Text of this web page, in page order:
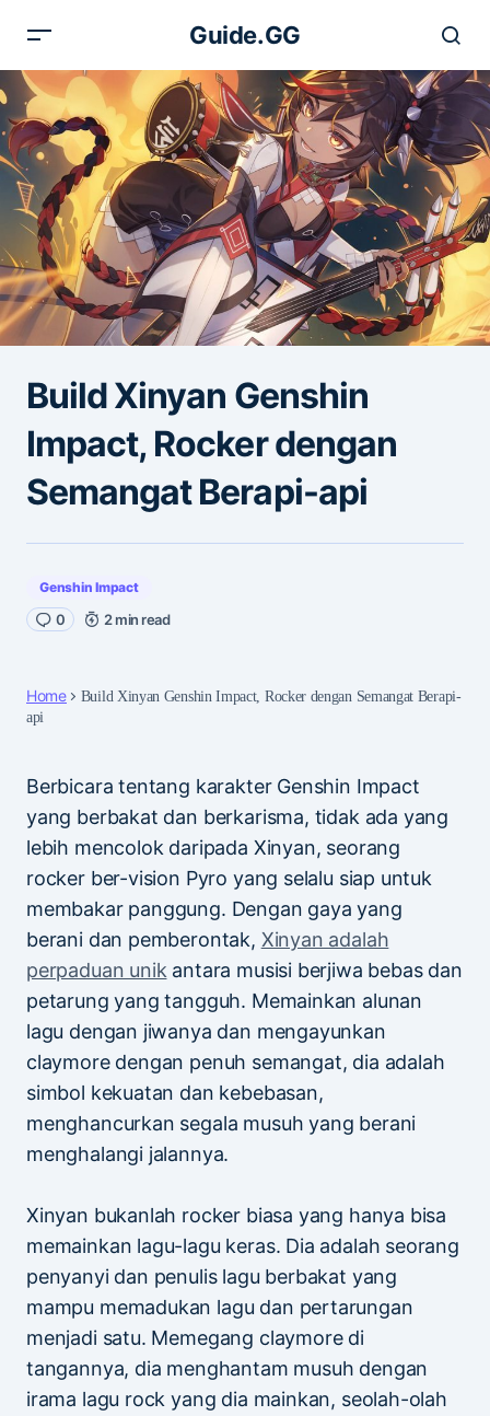
Guide.GG
Build Xinyan Genshin
Impact, Rocker dengan
Semangat Berapi-api
Genshin Impact
0 2 min read
Home
Build Xinyan Genshin Impact, Rocker dengan Semangat Berapi-
api
Berbicara tentang karakter Genshin Impact
yang berbakat dan berkarisma, tidak ada yang
lebih mencolok daripada Xinyan, seorang
rocker ber-vision Pyro yang selalu siap untuk
membakar panggung. Dengan gaya yang
berani dan pemberontak, Xinyan adalah
perpaduan unik antara musisi berjiwa bebas dan
petarung yang tangguh. Memainkan alunan
lagu dengan jiwanya dan mengayunkan
claymore dengan penuh semangat, dia adalah
simbol kekuatan dan kebebasan,
menghancurkan segala musuh yang berani
menghalangi jalannya.
Xinyan bukanlah rocker biasa yang hanya bisa
memainkan lagu-lagu keras. Dia adalah seorang
penyanyi dan penulis lagu berbakat yang
mampu memadukan lagu dan pertarungan
menjadi satu. Memegang claymore di
tangannya, dia menghantam musuh dengan
irama lagu rock yang dia mainkan, seolah-olah